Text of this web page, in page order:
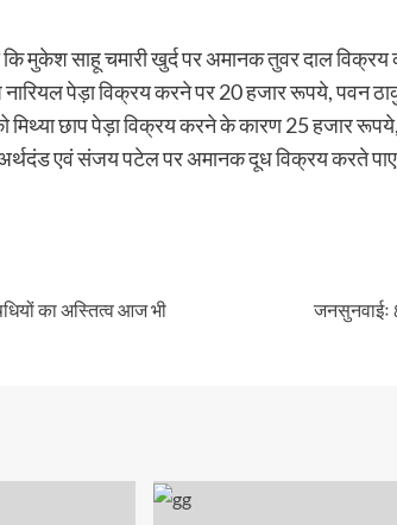
मुकेश साहू चमारी खुर्द पर अमानक तुवर दाल
नारियल पेड़ा विक्रय करने पर 20 हजार रूपये, पवन
मिथ्या छाप पेड़ा विक्रय करने के कारण 25 हजार
एवं संजय पटेल पर अमानक दूध विक्रय करते
का अस्तित्व आज भी
जनसुनवाईः